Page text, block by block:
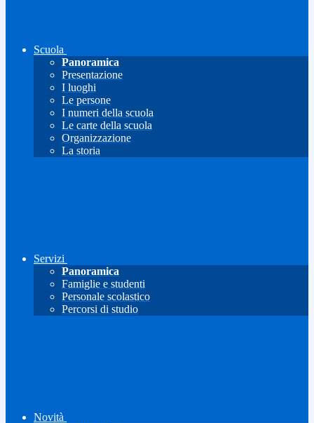
Scuola
Panoramica
Presentazione
I luoghi
Le persone
I numeri della scuola
Le carte della scuola
Organizzazione
La storia
Servizi
Panoramica
Famiglie e studenti
Personale scolastico
Percorsi di studio
Novità